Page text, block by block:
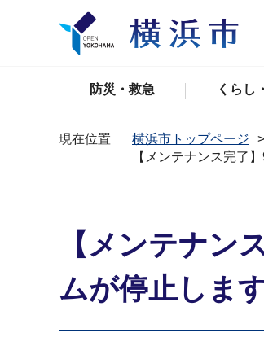
防災・救急 くらし
現在位置 横浜市トップページ
【メンテナンス完了
【メンテナン
ムが停止します